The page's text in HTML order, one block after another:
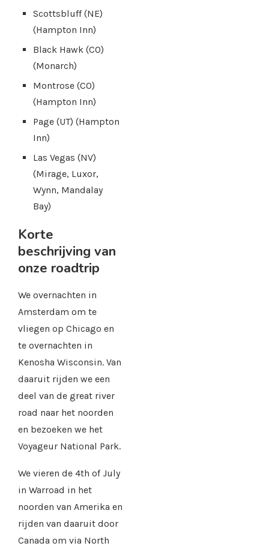
Scottsbluff (NE)
(Hampton Inn)
Black Hawk (CO)
(Monarch)
Montrose (CO)
(Hampton Inn)
Page (UT) (Hampton
Inn)
Las Vegas (NV)
(Mirage, Luxor,
Wynn, Mandalay
Bay)
Korte
beschrijving van
onze roadtrip
We overnachten in
Amsterdam om te
vliegen op Chicago en
te overnachten in
Kenosha Wisconsin. Van
daaruit rijden we een
deel van de great river
road naar het noorden
en bezoeken we het
Voyageur National Park.
We vieren de 4th of July
in Warroad in het
noorden van Amerika en
rijden van daaruit door
Canada om via North